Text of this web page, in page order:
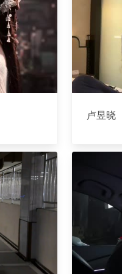
卢昱晓